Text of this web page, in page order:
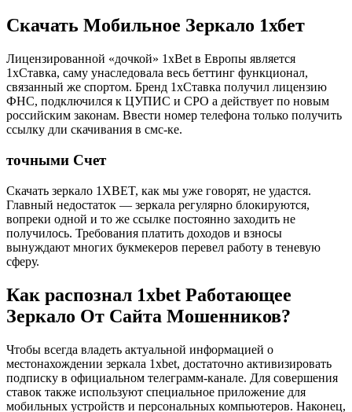
Скачать Мобильное Зеркало 1хбет
Лицензированной «дочкой» 1xBet в Европы является
1хСтавка, саму унаследовала весь беттинг функционал,
связанный же спортом. Бренд 1хСтавка получил лицензию
ФНС, подключился к ЦУПИС и СРО а действует по новым
российским законам. Ввести номер телефона только получить
ссылку дли скачивания в смс-ке.
точными Счет
Скачать зеркало 1XBET, как мы уже говорят, не удастся.
Главный недостаток — зеркала регулярно блокируются,
вопреки одной и то же ссылке постоянно заходить не
получилось. Требования платить доходов и взносы
вынуждают многих букмекеров перевел работу в теневую
сферу.
Как распознал 1xbet Работающее
Зеркало От Сайта Мошенников?
Чтобы всегда владеть актуальной информацией о
местонахождении зеркала 1xbet, достаточно активизировать
подписку в официальном телеграмм-канале. Для совершения
ставок также используют специальное приложение для
мобильных устройств и персональных компьютеров. Наконец,